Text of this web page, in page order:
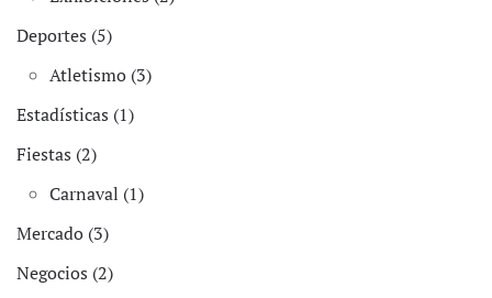
Deportes (5)
Atletismo (3)
Estadísticas (1)
Fiestas (2)
Carnaval (1)
Mercado (3)
Negocios (2)